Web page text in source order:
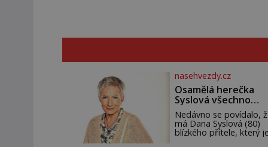
nasehvezdy.cz
Osamělá herečka
Syslová všechno
vzdala?
Nedávno se povídalo,
má Dana Syslová (80)
blízkého přítele, který